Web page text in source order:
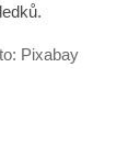
Pixabay